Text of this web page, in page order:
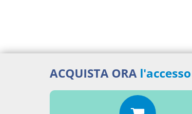
ACQUISTA ORA l'accesso